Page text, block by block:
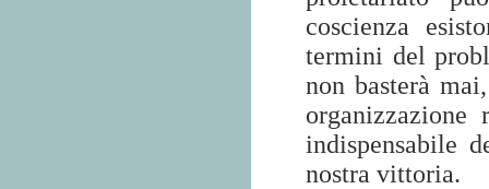
coscienza
termini del
non basterà
organizzazione
indispensabile
nostra vittoria.